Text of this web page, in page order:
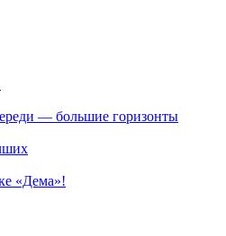
— большие горизонты
«Дема»!